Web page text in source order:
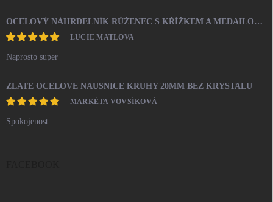
OCELOVÝ NÁHRDELNÍK RŮŽENEC S KŘÍŽKEM A MEDAILONEM
LUCIE MATLOVA
Naprosto super
ZLATÉ OCELOVÉ NÁUŠNICE KRUHY 20MM BEZ KRYSTALŮ
MARKÉTA VOVSÍKOVÁ
Spokojenost